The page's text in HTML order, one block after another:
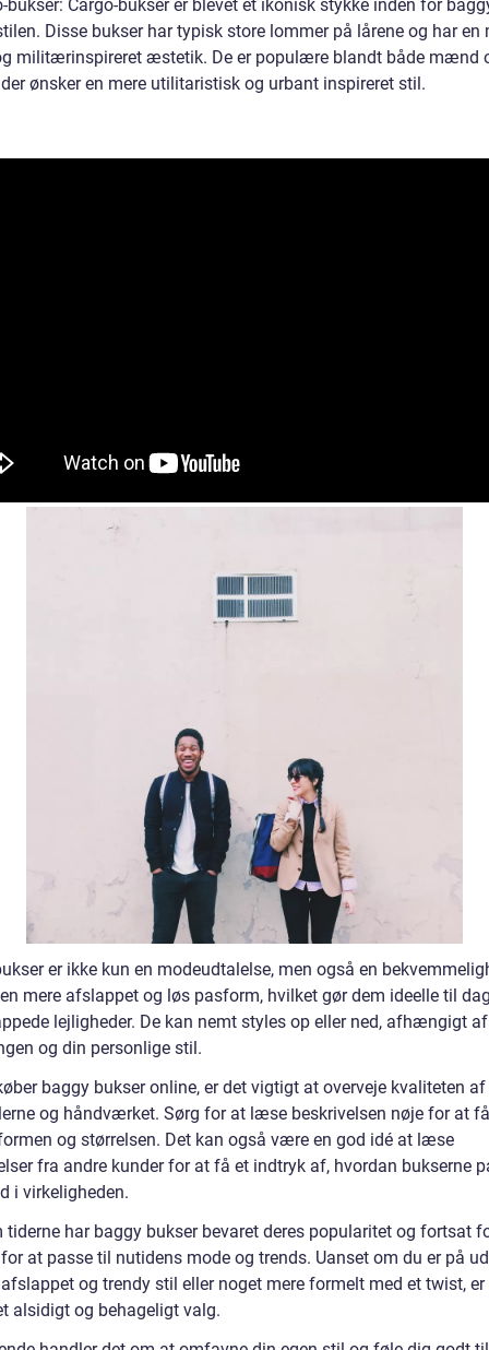
bukser: Cargo-bukser er blevet et ikonisk stykke inden for
Disse bukser har typisk store lommer på lårene og har en
militærinspireret æstetik. De er populære blandt både mænd
ønsker en mere utilitaristisk og urbant inspireret stil.
er ikke kun en modeudtalelse, men også en
mere afslappet og løs pasform, hvilket gør dem ideelle til
lejligheder. De kan nemt styles op eller ned, afhængigt af
og din personlige stil.
baggy bukser online, er det vigtigt at overveje kvaliteten af
og håndværket. Sørg for at læse beskrivelsen nøje for at
og størrelsen. Det kan også være en god idé at læse
fra andre kunder for at få et indtryk af, hvordan bukserne
i virkeligheden.
tiderne har baggy bukser bevaret deres popularitet og fortsat
at passe til nutidens mode og trends. Uanset om du er på
og trendy stil eller noget mere formelt med et twist,
alsidigt og behageligt valg.